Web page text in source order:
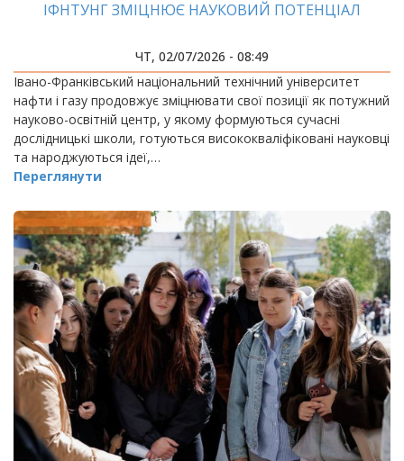
ІФНТУНГ ЗМІЦНЮЄ НАУКОВИЙ ПОТЕНЦІАЛ
ЧТ, 02/07/2026 - 08:49
Івано-Франківський національний технічний університет
нафти і газу продовжує зміцнювати свої позиції як потужний
науково-освітній центр, у якому формуються сучасні
дослідницькі школи, готуються висококваліфіковані науковці
та народжуються ідеї,…
Переглянути